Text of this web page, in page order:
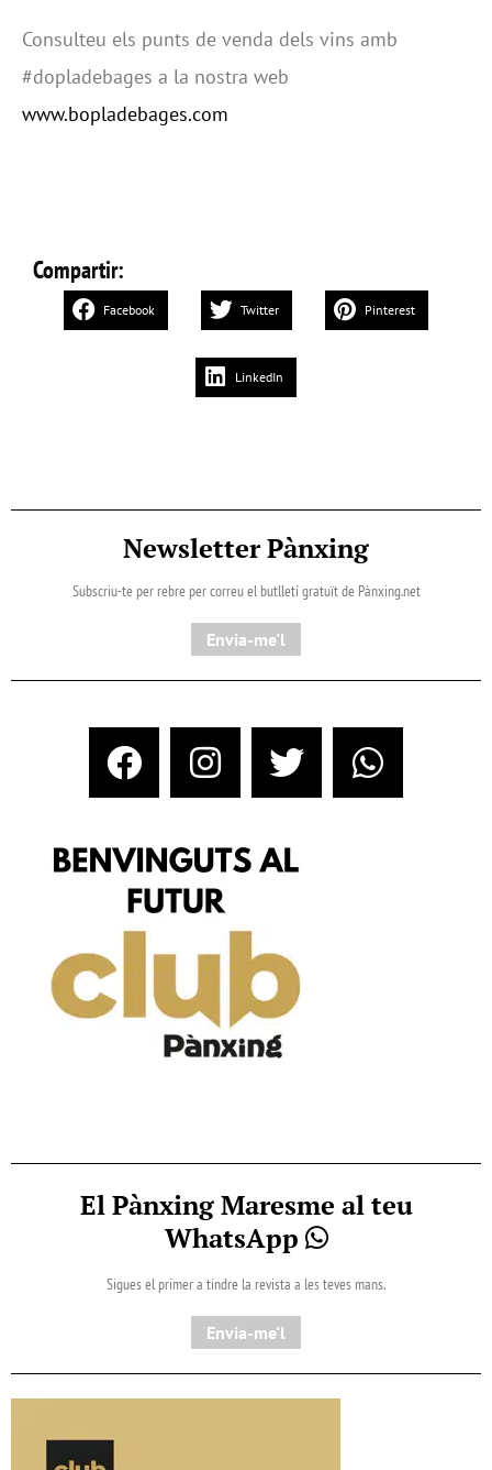
Consulteu els punts de venda dels vins amb
#dopladebages a la nostra web
www.bopladebages.com
Compartir:
Facebook Twitter Pinterest
LinkedIn
Newsletter Pànxing
Subscriu-te per rebre per correu el butlletí gratuït de Pànxing.net​
Envia-me'l
El Pànxing Maresme al teu
WhatsApp
Sigues el primer a tindre la revista a les teves mans.
Envia-me'l